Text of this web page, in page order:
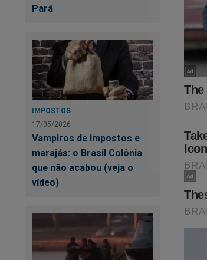
Pará
IMPOSTOS
17/05/2026
Vampiros de impostos e
marajás: o Brasil Colônia
que não acabou (veja o
vídeo)